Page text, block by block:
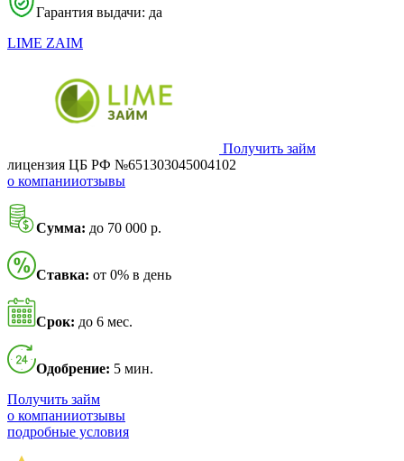
Гарантия выдачи: да
LIME ZAIM
Получить займ
лицензия ЦБ РФ №651303045004102
о компанииотзывы
Сумма: до 70 000 р.
Ставка: от 0% в день
Срок: до 6 мес.
Одобрение: 5 мин.
Получить займ
о компанииотзывы
подробные условия